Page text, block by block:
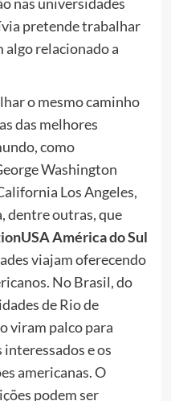
pretende trabalhar
algo relacionado a
o mesmo caminho
das melhores
como
Washington
Los Angeles,
dentre outras, que
América do Sul
viajam oferecendo
No Brasil, do
de Rio de
viram palco para
e os
americanas. O
podem ser